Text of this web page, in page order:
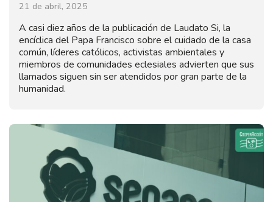
21 de abril, 2025
A casi diez años de la publicación de Laudato Si, la
encíclica del Papa Francisco sobre el cuidado de la casa
común, líderes católicos, activistas ambientales y
miembros de comunidades eclesiales advierten que sus
llamados siguen sin ser atendidos por gran parte de la
humanidad.